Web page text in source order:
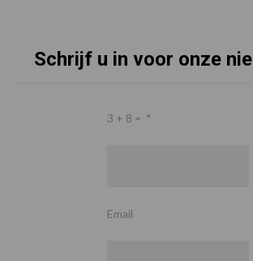
Schrijf u in voor onze
3 + 8 = *
Email